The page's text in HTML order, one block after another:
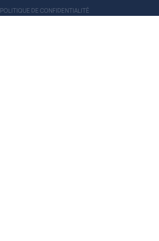
POLITIQUE DE CONFIDENTIALITÉ